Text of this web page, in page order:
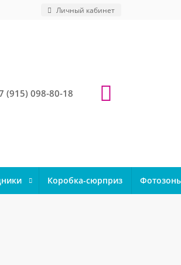
Личный кабинет
(915) 098-80-18
Коробка-сюрприз